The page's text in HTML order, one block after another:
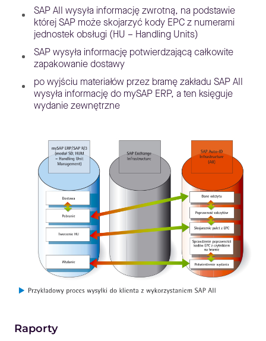
SAP AII wysyła informację zwrotną, na podstawie
której SAP może skojarzyć kody EPC z numerami
jednostek obsługi (HU – Handling Units)
SAP wysyła informację potwierdzającą całkowite
zapakowanie dostawy
po wyjściu materiałów przez bramę zakładu SAP AII
wysyła informację do mySAP ERP, a ten księguje
wydanie zewnętrzne
Raporty